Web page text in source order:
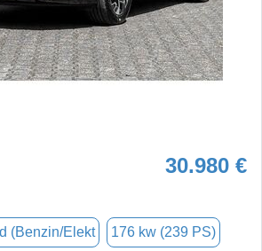
30.980 €
(Benzin/Elekt 176 kw (239 PS)